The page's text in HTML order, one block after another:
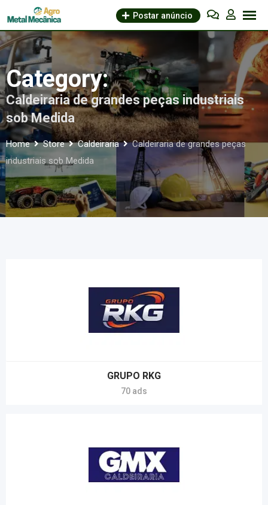
to
content
Postar anúncio
Category:
Caldeiraria de grandes peças industriais
sob Medida
Home Store Caldeiraria
Caldeiraria de grandes peças
industriais sob Medida
GRUPO RKG
70 ads